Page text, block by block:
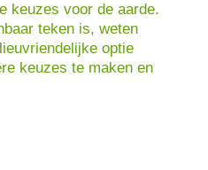
keuzes voor de aarde.
teken is, weten
optie
keuzes te maken en